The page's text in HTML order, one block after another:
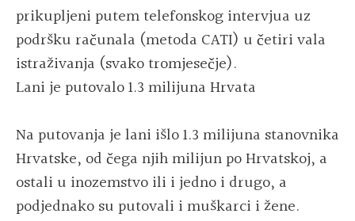
prikupljeni putem telefonskog intervjua uz
podršku računala (metoda CATI) u četiri vala
istraživanja (svako tromjesečje).
Lani je putovalo 1.3 milijuna Hrvata
Na putovanja je lani išlo 1.3 milijuna stanovnika
Hrvatske, od čega njih milijun po Hrvatskoj, a
ostali u inozemstvo ili i jedno i drugo, a
podjednako su putovali i muškarci i žene.